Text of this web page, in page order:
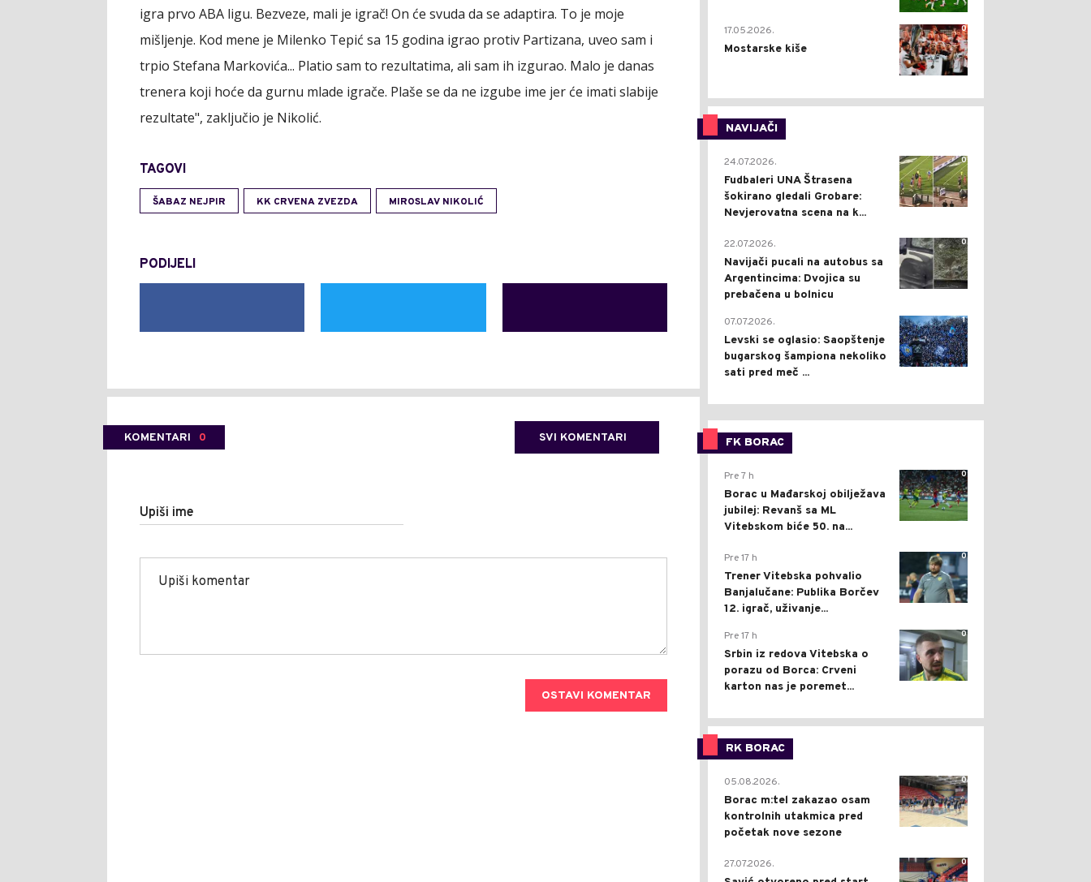
igra prvo ABA ligu. Bezveze, mali je igrač! On će svuda da se adaptira. To je moje
mišljenje. Kod mene je Milenko Tepić sa 15 godina igrao protiv Partizana, uveo sam i
trpio Stefana Markovića... Platio sam to rezultatima, ali sam ih izgurao. Malo je danas
trenera koji hoće da gurnu mlade igrače. Plaše se da ne izgube ime jer će imati slabije
rezultate", zaključio je Nikolić.
TAGOVI
ŠABAZ NEJPIR KK CRVENA ZVEZDA MIROSLAV NIKOLIĆ
PODIJELI
KOMENTARI 0 SVI KOMENTARI
Upiši ime
OSTAVI KOMENTAR
0
17.05.2026.
Mostarske kiše
NAVIJAČI
0
24.07.2026.
Fudbaleri UNA Štrasena
šokirano gledali Grobare:
Nevjerovatna scena na k...
0
22.07.2026.
Navijači pucali na autobus sa
Argentincima: Dvojica su
prebačena u bolnicu
1
07.07.2026.
Levski se oglasio: Saopštenje
bugarskog šampiona nekoliko
sati pred meč ...
FK BORAC
0
Pre 7 h
Borac u Mađarskoj obilježava
jubilej: Revanš sa ML
Vitebskom biće 50. na...
0
Pre 17 h
Trener Vitebska pohvalio
Banjalučane: Publika Borčev
12. igrač, uživanje...
0
Pre 17 h
Srbin iz redova Vitebska o
porazu od Borca: Crveni
karton nas je poremet...
RK BORAC
0
05.08.2026.
Borac m:tel zakazao osam
kontrolnih utakmica pred
početak nove sezone
0
27.07.2026.